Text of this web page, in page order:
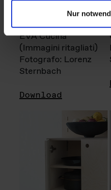
Nur
EVA Cucina
(Immagini ritagliati)
Fotografo: Lorenz
Sternbach
Download